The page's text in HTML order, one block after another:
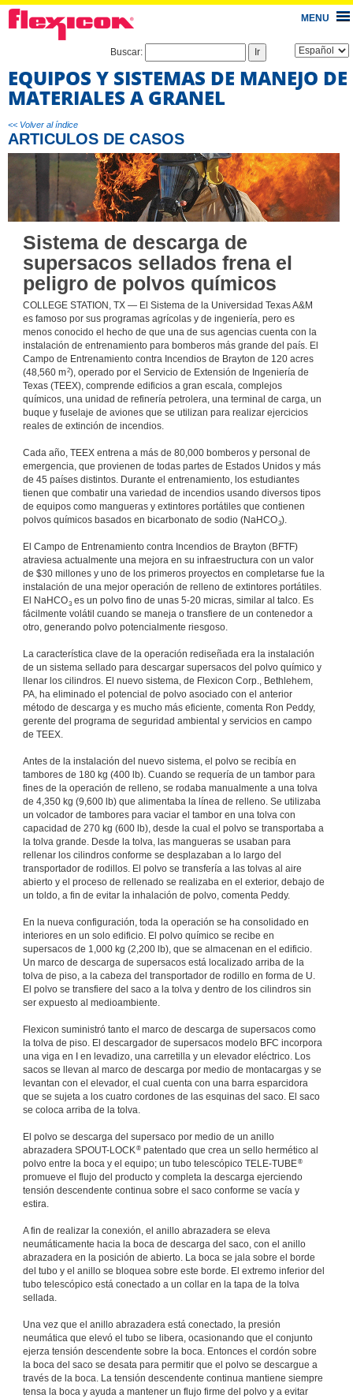
MENU
Buscar:
EQUIPOS Y SISTEMAS DE MANEJO DE
MATERIALES A GRANEL
<< Volver al índice
ARTICULOS DE CASOS
Sistema de descarga de
supersacos sellados frena el
peligro de polvos químicos
COLLEGE STATION, TX — El Sistema de la Universidad Texas A&M
es famoso por sus programas agrícolas y de ingeniería, pero es
menos conocido el hecho de que una de sus agencias cuenta con la
instalación de entrenamiento para bomberos más grande del país. El
Campo de Entrenamiento contra Incendios de Brayton de 120 acres
(48,560 m2), operado por el Servicio de Extensión de Ingeniería de
Texas (TEEX), comprende edificios a gran escala, complejos
químicos, una unidad de refinería petrolera, una terminal de carga, un
buque y fuselaje de aviones que se utilizan para realizar ejercicios
reales de extinción de incendios.
Cada año, TEEX entrena a más de 80,000 bomberos y personal de
emergencia, que provienen de todas partes de Estados Unidos y más
de 45 países distintos. Durante el entrenamiento, los estudiantes
tienen que combatir una variedad de incendios usando diversos tipos
de equipos como mangueras y extintores portátiles que contienen
polvos químicos basados en bicarbonato de sodio (NaHCO3).
El Campo de Entrenamiento contra Incendios de Brayton (BFTF)
atraviesa actualmente una mejora en su infraestructura con un valor
de $30 millones y uno de los primeros proyectos en completarse fue la
instalación de una mejor operación de relleno de extintores portátiles.
El NaHCO3 es un polvo fino de unas 5-20 micras, similar al talco. Es
fácilmente volátil cuando se maneja o transfiere de un contenedor a
otro, generando polvo potencialmente riesgoso.
La característica clave de la operación rediseñada era la instalación
de un sistema sellado para descargar supersacos del polvo químico y
llenar los cilindros. El nuevo sistema, de Flexicon Corp., Bethlehem,
PA, ha eliminado el potencial de polvo asociado con el anterior
método de descarga y es mucho más eficiente, comenta Ron Peddy,
gerente del programa de seguridad ambiental y servicios en campo
de TEEX.
Antes de la instalación del nuevo sistema, el polvo se recibía en
tambores de 180 kg (400 lb). Cuando se requería de un tambor para
fines de la operación de relleno, se rodaba manualmente a una tolva
de 4,350 kg (9,600 lb) que alimentaba la línea de relleno. Se utilizaba
un volcador de tambores para vaciar el tambor en una tolva con
capacidad de 270 kg (600 lb), desde la cual el polvo se transportaba a
la tolva grande. Desde la tolva, las mangueras se usaban para
rellenar los cilindros conforme se desplazaban a lo largo del
transportador de rodillos. El polvo se transfería a las tolvas al aire
abierto y el proceso de rellenado se realizaba en el exterior, debajo de
un toldo, a fin de evitar la inhalación de polvo, comenta Peddy.
En la nueva configuración, toda la operación se ha consolidado en
interiores en un solo edificio. El polvo químico se recibe en
supersacos de 1,000 kg (2,200 lb), que se almacenan en el edificio.
Un marco de descarga de supersacos está localizado arriba de la
tolva de piso, a la cabeza del transportador de rodillo en forma de U.
El polvo se transfiere del saco a la tolva y dentro de los cilindros sin
ser expuesto al medioambiente.
Flexicon suministró tanto el marco de descarga de supersacos como
la tolva de piso. El descargador de supersacos modelo BFC incorpora
una viga en I en levadizo, una carretilla y un elevador eléctrico. Los
sacos se llevan al marco de descarga por medio de montacargas y se
levantan con el elevador, el cual cuenta con una barra esparcidora
que se sujeta a los cuatro cordones de las esquinas del saco. El saco
se coloca arriba de la tolva.
El polvo se descarga del supersaco por medio de un anillo
abrazadera SPOUT-LOCK ® patentado que crea un sello hermético al
polvo entre la boca y el equipo; un tubo telescópico TELE-TUBE®
promueve el flujo del producto y completa la descarga ejerciendo
tensión descendente continua sobre el saco conforme se vacía y
estira.
A fin de realizar la conexión, el anillo abrazadera se eleva
neumáticamente hacia la boca de descarga del saco, con el anillo
abrazadera en la posición de abierto. La boca se jala sobre el borde
del tubo y el anillo se bloquea sobre este borde. El extremo inferior del
tubo telescópico está conectado a un collar en la tapa de la tolva
sellada.
Una vez que el anillo abrazadera está conectado, la presión
neumática que elevó el tubo se libera, ocasionando que el conjunto
ejerza tensión descendente sobre la boca. Entonces el cordón sobre
la boca del saco se desata para permitir que el polvo se descargue a
través de la boca. La tensión descendente continua mantiene siempre
tensa la boca y ayuda a mantener un flujo firme del polvo y a evitar